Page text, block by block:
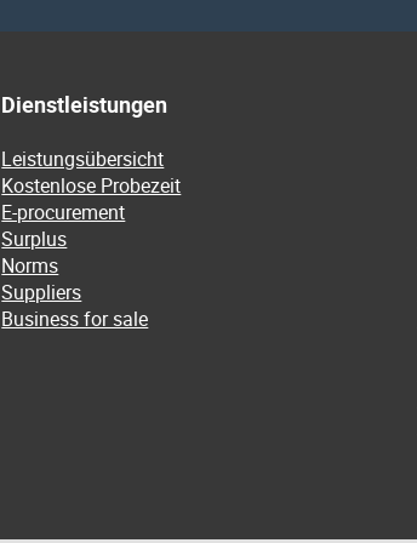
Dienstleistungen
Leistungsübersicht
Kostenlose Probezeit
E-procurement
Surplus
Norms
Suppliers
Business for sale